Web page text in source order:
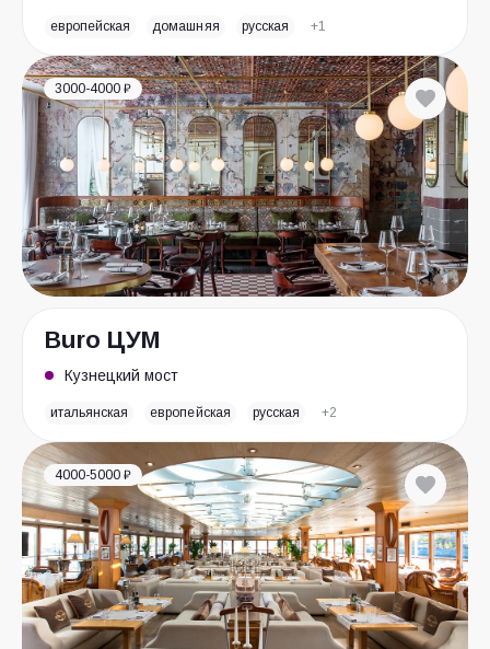
европейская домашняя русская +1
3000-4000 ₽
Buro ЦУМ
Кузнецкий мост
итальянская европейская русская +2
4000-5000 ₽